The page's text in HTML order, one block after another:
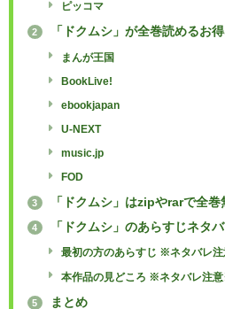
ピッコマ
2 「ドクムシ」が全巻読めるお
まんが王国
BookLive!
ebookjapan
U-NEXT
music.jp
FOD
3 「ドクムシ」はzipやrarで全巻
4 「ドクムシ」のあらすじネタ
最初の方のあらすじ ※ネタバレ
本作品の見どころ ※ネタバレ注
5 まとめ